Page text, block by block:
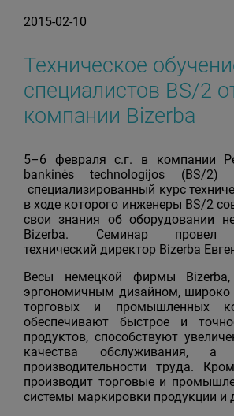
2015-02-10
Техническое
специалистов BS/2
компании Bizerba
5–6 февраля с.г. в компании
bankinės technologijos (BS/2)
специализированный курс
в ходе которого инженеры BS/2
свои знания об оборудовании
Bizerba. Семинар провел
технический директор Bizerba
Весы немецкой фирмы Bizerba,
эргономичным дизайном, широко
торговых и промышленных
обеспечивают быстрое и
продуктов, способствуют
качества обслуживания, а
производительности труда.
производит торговые и
системы маркировки продукции и